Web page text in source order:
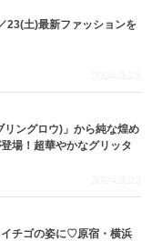
23(土)最新ファッションを
2024.3.25
リングロウ)」から純な煌め
場！超華やかなグリッタ
2024.3.22
チゴの姿に♡原宿・横浜